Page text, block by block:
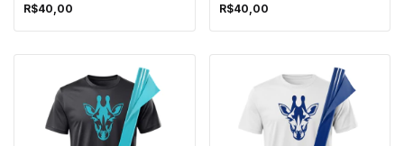
R$40,00 R$40,00